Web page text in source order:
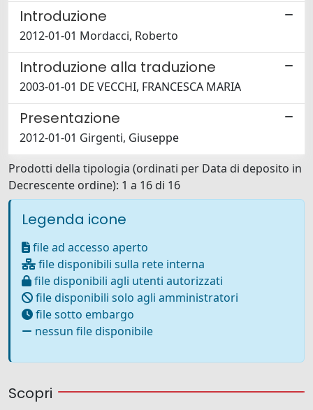
Introduzione
2012-01-01 Mordacci, Roberto
Introduzione alla traduzione
2003-01-01 DE VECCHI, FRANCESCA MARIA
Presentazione
2012-01-01 Girgenti, Giuseppe
Prodotti della tipologia (ordinati per Data di deposito in
Decrescente ordine): 1 a 16 di 16
Legenda icone
file ad accesso aperto
file disponibili sulla rete interna
file disponibili agli utenti autorizzati
file disponibili solo agli amministratori
file sotto embargo
nessun file disponibile
Scopri